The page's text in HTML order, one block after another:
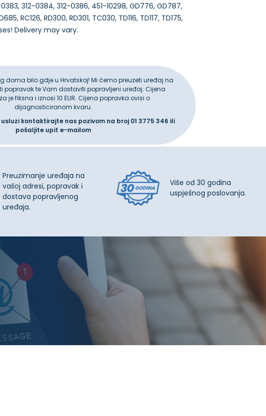
0383, 312-0384, 312-0386, 451-10298, GD776, GD787,
RC126, RD300, RD301, TC030, TD116, TD117, TD175,
doma bilo gdje u Hrvatskoj! Mi ćemo preuzeti uređaj na
popravak te Vam dostaviti popravljeni uređaj. Cijena
je fiksna i iznosi 10 EUR. Cijena popravka ovisi o
dijagnosticiranom kvaru.
kontaktirajte nas pozivom na broj 01 3775 346 ili
pošaljite upit e-mailom
Preuzimanje uređaja na
vašoj adresi, popravak i
dostava popravljenog
uređaja.
Više od 30 godina
uspješnog poslovanja.